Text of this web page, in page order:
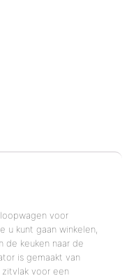
voor
u kunt gaan winkelen,
de keuken naar de
is gemaakt van
voor een